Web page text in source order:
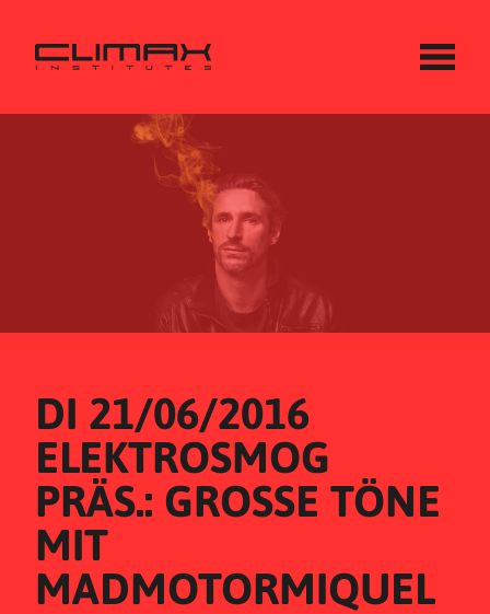
DI 21/06/2016
ELEKTROSMOG
PRÄS.: GROSSE TÖNE M
IT M
ADMOTORMIQUEL